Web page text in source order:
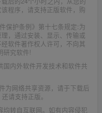
程序，请支持正版软件，购
保护条例》第十七条规定:为
，通过安装、显示、传输或
软件著作权人许可，不向其
研究软件!
国内外软件开发技术和软件共
为网络共享资源，请于下载后
请支持正版。
均转自互联网。如有内容侵犯